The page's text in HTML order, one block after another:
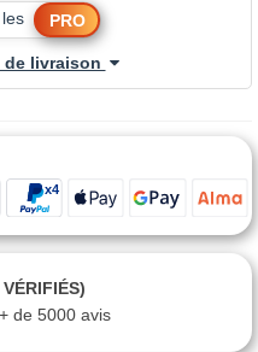
PRO
livraison
de 5000 avis